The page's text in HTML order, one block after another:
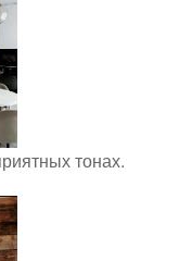
тонах.